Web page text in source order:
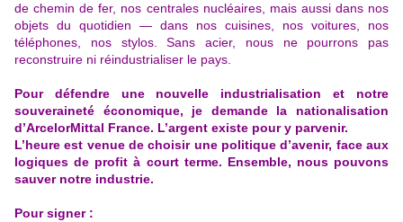
de chemin de fer, nos centrales nucléaires, mais aussi dans nos
objets du quotidien — dans nos cuisines, nos voitures, nos
téléphones, nos stylos. Sans acier, nous ne pourrons pas
reconstruire ni réindustrialiser le pays.
Pour défendre une nouvelle industrialisation et notre
souveraineté économique, je demande la nationalisation
d’ArcelorMittal France. L’argent existe pour y parvenir.
L’heure est venue de choisir une politique d’avenir, face aux
logiques de profit à court terme. Ensemble, nous pouvons
sauver notre industrie.
Pour signer :